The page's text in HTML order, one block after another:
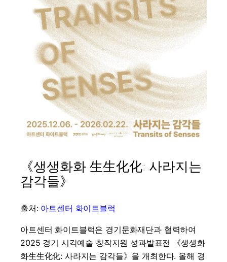
《생생화화 生生化化: 사라지는
감각들》
출처: 아트센터 화이트블럭
아트센터 화이트블럭은 경기문화재단과 협력하여
2025 경기 시각예술 창작지원 성과발표전 《생생화
화生生化化: 사라지는 감각들》을 개최한다. 올해 경